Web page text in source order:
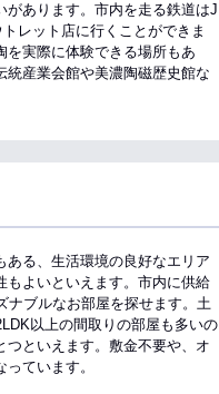
あります。市内を走る鉄道はJ
レット店に行くことができま
を実際に体験できる場所もあ
統産業会館や美濃陶磁歴史館な
る、生活環境の良好なエリア
もよいといえます。市内に供給
ナブルなお部屋を探せます。土
以上の間取りの部屋も多いの
といえます。敷金不要や、オ
ています。